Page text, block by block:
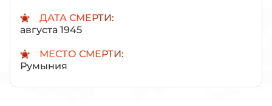
ДАТА СМЕРТИ:
августа 1945
МЕСТО СМЕРТИ:
Румыния